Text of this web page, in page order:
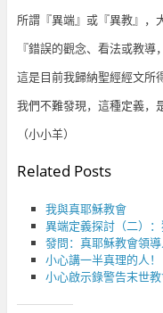
所謂『異端』或『異教』
『錯誤的觀念、看法或教導
這是目前我歸納聖經經文所
我們不難發現，這種定義，
（小小羊）
Related Posts
我與真耶穌教會
異端定義探討（二）
發問：真耶穌教會領
小心講一半真理的人！
小心啟示錄警告末世